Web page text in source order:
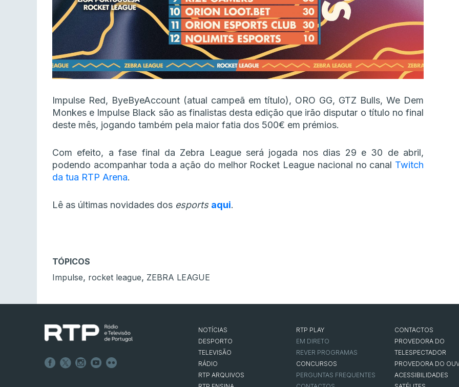
Impulse Red, ByeByeAccount (atual campeã em título), ORO GG, GTZ Bulls, We Dem
Monkes e Impulse Black são as finalistas desta edição que irão disputar o título no final
deste mês, jogando também pela maior fatia dos 500€ em prémios.
Com efeito, a fase final da Zebra League será jogada nos dias 29 e 30 de abril,
podendo acompanhar toda a ação do melhor Rocket League nacional no canal Twitch
da tua RTP Arena.
Lê as últimas novidades dos esports aqui.
TÓPICOS
Impulse, rocket league, ZEBRA LEAGUE
NOTÍCIAS
DESPORTO
TELEVISÃO
RÁDIO
RTP ARQUIVOS
RTP PLAY
EM DIRETO
REVER PROGRAMAS
CONCURSOS
PERGUNTAS FREQUENTES
CONTACTOS
PROVEDORA DO
TELESPECTADOR
PROVEDORA DO
ACESSIBILIDADES